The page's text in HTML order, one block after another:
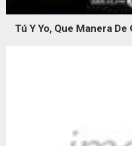
Tú Y Yo, Que Manera